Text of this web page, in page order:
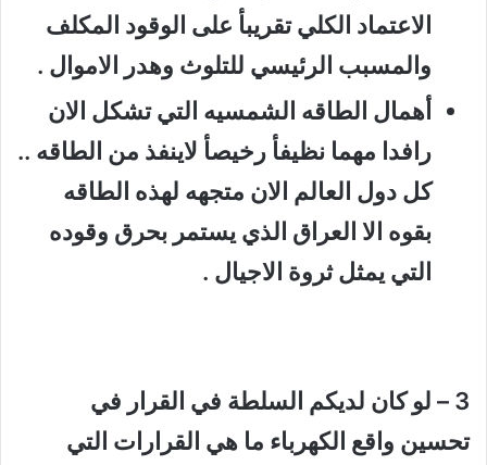
الاعتماد الكلي تقريبأ على الوقود المكلف
والمسبب الرئيسي للتلوث وهدر الاموال .
أهمال الطاقه الشمسيه التي تشكل الان
رافدا مهما نظيفأ رخيصأ لاينفذ من الطاقه ..
كل دول العالم الان متجهه لهذه الطاقه
بقوه الا العراق الذي يستمر بحرق وقوده
التي يمثل ثروة الاجيال .
3 – لو كان لديكم السلطة في القرار في
تحسين واقع الكهرباء ما هي القرارات التي